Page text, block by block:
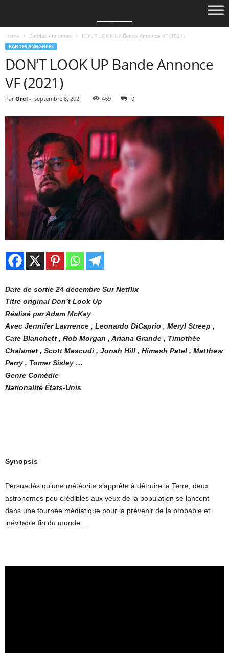
Home Bandes Annonces DON’T LOOK UP Bande Annonce VF (2021)
BANDES ANNONCES
DON’T LOOK UP Bande Annonce
VF (2021)
Par Orel - septembre 8, 2021 469 0
Date de sortie 24 décembre Sur Netflix
Titre original Don’t Look Up
Réalisé par Adam McKay
Avec Jennifer Lawrence , Leonardo DiCaprio , Meryl Streep ,
Cate Blanchett , Rob Morgan , Ariana Grande , Timothée
Chalamet , Scott Mescudi , Jonah Hill , Himesh Patel , Matthew
Perry , Tomer Sisley …
Genre Comédie
Nationalité États-Unis
Synopsis
Persuadés qu’une météorite s’apprête à détruire la Terre, deux
astronomes peu crédibles aux yeux de la population se lancent
dans une tournée médiatique pour la prévenir de la probable et
inévitable fin du monde…